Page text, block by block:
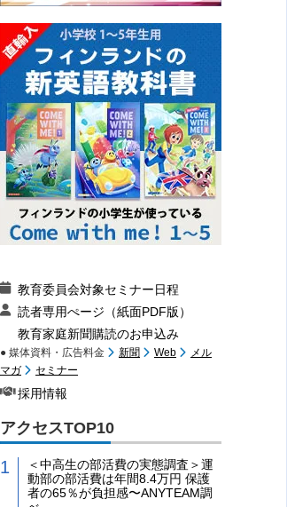
教育委員会対象セミナー日程
読者専用ぺージ（紙面PDF版）
教育家庭新聞購読のお申込み
● 媒体資料・広告料金 新聞 Web
メル
マガ
セミナー
採用情報
アクセスTOP10
＜中高生の部活費の実態調査＞運
動部の部活費は年間8.4万円 保護
者の65％が負担感〜ANYTEAM調